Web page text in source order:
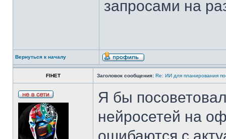
запросами на
Вернуться к началу
FIHET Заголовок сообщения: Re: ИИ для планирования
Я бы
нейросетей на